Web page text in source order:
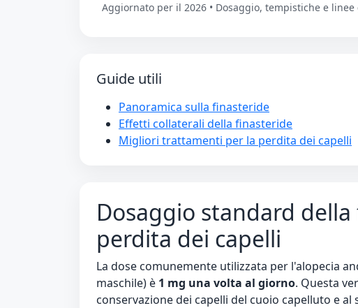
Aggiornato per il 2026 • Dosaggio, tempistiche e
Guide utili
Panoramica sulla finasteride
Effetti collaterali della finasteride
Migliori trattamenti per la perdita dei capelli
Dosaggio standard
perdita dei capelli
La dose comunemente utilizzata per l'alopecia
maschile) è 1 mg una volta al giorno. Questa
conservazione dei capelli del cuoio capelluto e